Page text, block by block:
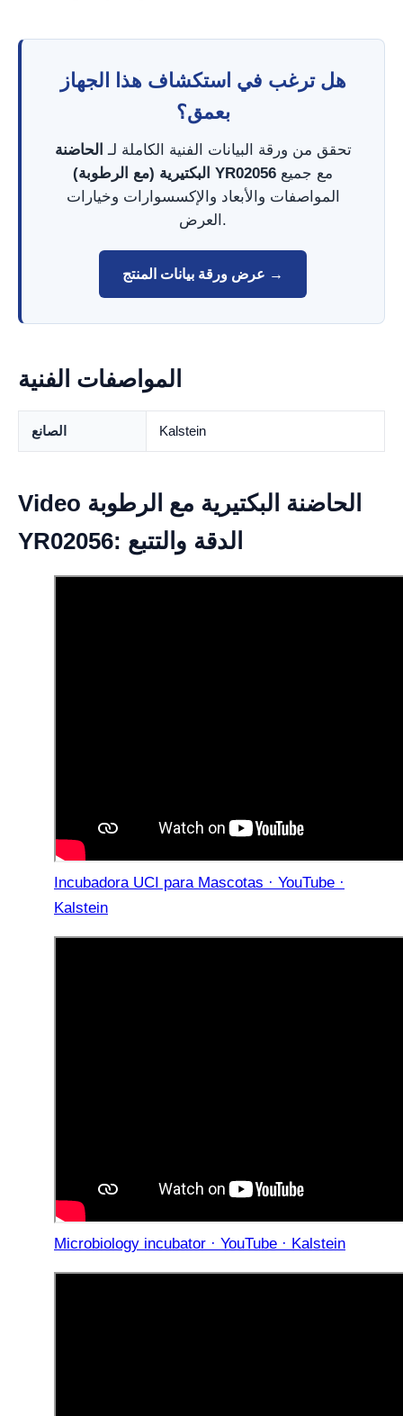
هل ترغب في استكشاف هذا الجهاز
بعمق؟
تحقق من ورقة البيانات الفنية الكاملة لـ الحاضنة
البكتيرية (مع الرطوبة) YR02056
المواصفات والأبعاد والإكسسوارات وخيارات
العرض.
عرض ورقة بيانات المنتج →
المواصفات الفنية
الصانع Kalstein
Video الحاضنة البكتيرية مع الرطوبة
YR02056: الدقة والتتبع
Incubadora UCI para Mascotas · YouTube ·
Kalstein
Microbiology incubator · YouTube · Kalstein